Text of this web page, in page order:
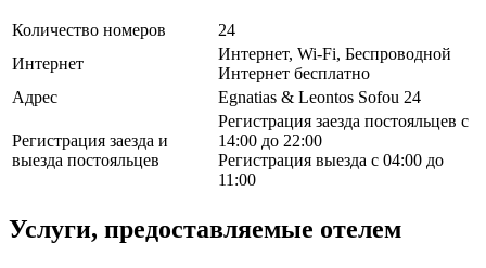
Количество номеров
24
Интернет
Интернет, Wi-Fi, Беспроводной
Интернет бесплатно
Адрес
Egnatias & Leontos Sofou 24
Регистрация заезда и
выезда постояльцев
Регистрация заезда постояльцев с
14:00 до 22:00
Регистрация выезда с 04:00 до
11:00
Услуги, предоставляемые отелем